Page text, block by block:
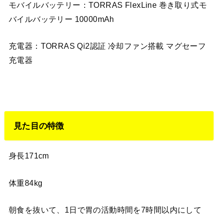
モバイルバッテリー：TORRAS FlexLine 巻き取り式モ
バイルバッテリー 10000mAh
充電器：TORRAS Qi2認証 冷却ファン搭載 マグセーフ
充電器
見た目の特徴
身長171cm
体重84kg
朝食を抜いて、1日で胃の活動時間を7時間以内にして